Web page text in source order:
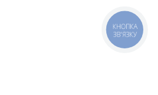
КНОПКА
ЗВ'ЯЗКУ